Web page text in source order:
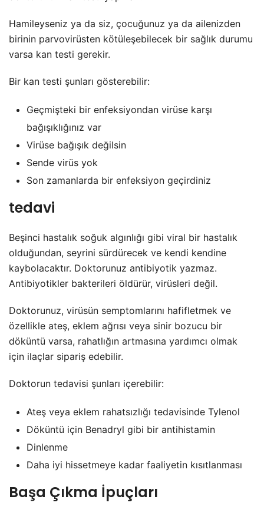
Hamileyseniz ya da siz, çocuğunuz ya da ailenizden
birinin parvovirüsten kötüleşebilecek bir sağlık durumu
varsa kan testi gerekir.
Bir kan testi şunları gösterebilir:
Geçmişteki bir enfeksiyondan virüse karşı
bağışıklığınız var
Virüse bağışık değilsin
Sende virüs yok
Son zamanlarda bir enfeksiyon geçirdiniz
tedavi
Beşinci hastalık soğuk algınlığı gibi viral bir hastalık
olduğundan, seyrini sürdürecek ve kendi kendine
kaybolacaktır. Doktorunuz antibiyotik yazmaz.
Antibiyotikler bakterileri öldürür, virüsleri değil.
Doktorunuz, virüsün semptomlarını hafifletmek ve
özellikle ateş, eklem ağrısı veya sinir bozucu bir
döküntü varsa, rahatlığın artmasına yardımcı olmak
için ilaçlar sipariş edebilir.
Doktorun tedavisi şunları içerebilir:
Ateş veya eklem rahatsızlığı tedavisinde Tylenol
Döküntü için Benadryl gibi bir antihistamin
Dinlenme
Daha iyi hissetmeye kadar faaliyetin kısıtlanması
Başa Çıkma İpuçları